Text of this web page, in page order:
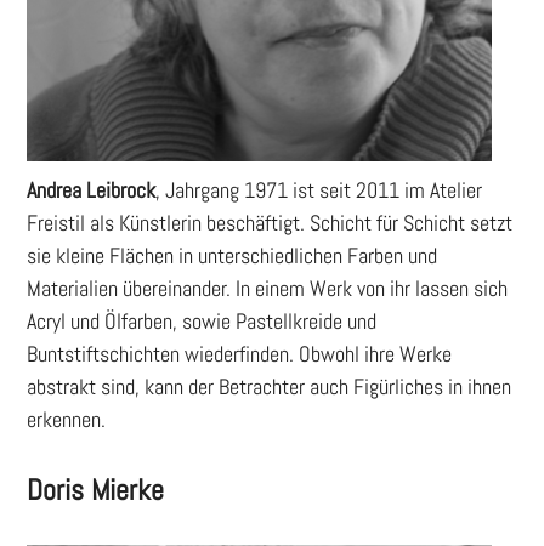
Andrea Leibrock, Jahrgang 1971 ist seit 2011 im Atelier
Freistil als Künstlerin beschäftigt. Schicht für Schicht setzt
sie kleine Flächen in unterschiedlichen Farben und
Materialien übereinander. In einem Werk von ihr lassen sich
Acryl und Ölfarben, sowie Pastellkreide und
Buntstiftschichten wiederfinden. Obwohl ihre Werke
abstrakt sind, kann der Betrachter auch Figürliches in ihnen
erkennen.
Doris Mierke